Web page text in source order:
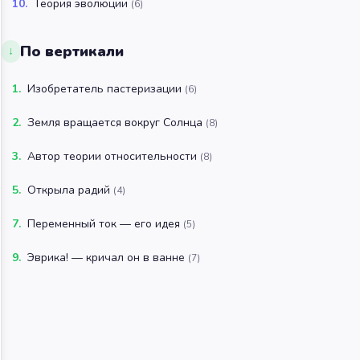
10. Теория эволюции (6)
↓ По вертикали
1. Изобретатель пастеризации (6)
2. Земля вращается вокруг Солнца (8)
3. Автор теории относительности (8)
5. Открыла радий (4)
7. Переменный ток — его идея (5)
9. Эврика! — кричал он в ванне (7)